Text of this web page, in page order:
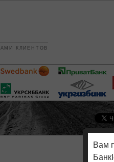
КЛИЕНТОВ
Вам